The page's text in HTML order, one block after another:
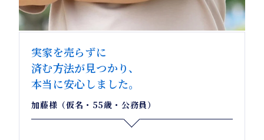
実家を売らずに
済む方法が見つかり、
本当に安心しました。
加藤様（仮名・55歳・公務員）